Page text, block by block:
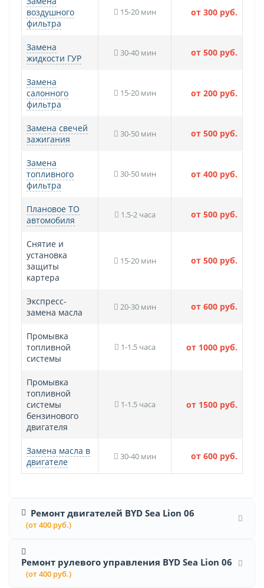
воздушного
фильтра
15-20 мин от 300 руб.
Замена
жидкости ГУР
30-40 мин от 500 руб.
Замена
салонного
фильтра
15-20 мин от 200 руб.
Замена свечей
зажигания
30-50 мин от 500 руб.
Замена
топливного
фильтра
30-50 мин от 400 руб.
Плановое ТО
автомобиля
1.5-2 часа от 500 руб.
Снятие и
установка
защиты
картера
15-20 мин от 500 руб.
Экспресс-
замена масла
20-30 мин от 600 руб.
Промывка
топливной
системы
1-1.5 часа от 1000 руб.
Промывка
топливной
системы
бензинового
двигателя
1-1.5 часа от 1500 руб.
Замена масла в
двигателе
30-40 мин от 600 руб.
Ремонт двигателей BYD Sea Lion 06
(от 400 руб.)
Ремонт рулевого управления BYD Sea Lion 06
(от 400 руб.)